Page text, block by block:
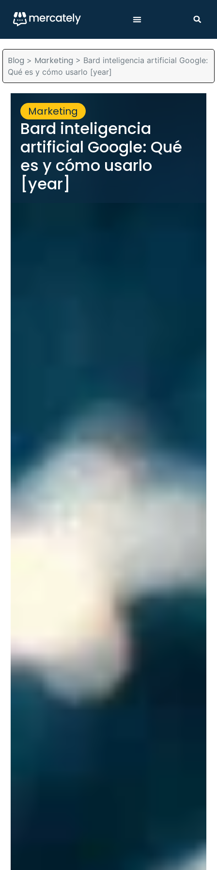
Blog > Marketing > Bard inteligencia artificial Google:
Qué es y cómo usarlo [year]
Marketing
Bard inteligencia
artificial Google: Qué
es y cómo usarlo
[year]